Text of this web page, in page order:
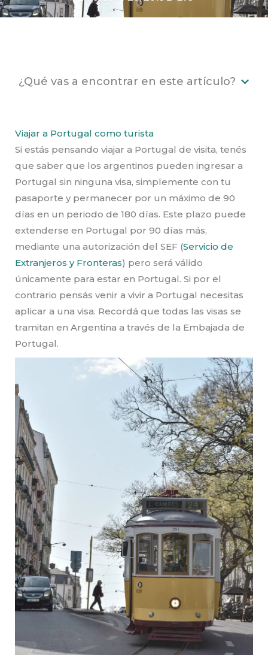
¿Qué vas a encontrar en este artículo?
Viajar a Portugal como turista
Si estás pensando viajar a Portugal de visita, tenés
que saber que los argentinos pueden ingresar a
Portugal sin ninguna visa, simplemente con tu
pasaporte y permanecer por un máximo de 90
días en un periodo de 180 días. Este plazo puede
extenderse en Portugal por 90 días más,
mediante una autorización del SEF (Servicio de
Extranjeros y Fronteras) pero será válido
únicamente para estar en Portugal. Si por el
contrario pensás venir a vivir a Portugal necesitas
aplicar a una visa. Recordá que todas las visas se
tramitan en Argentina a través de la Embajada de
Portugal.